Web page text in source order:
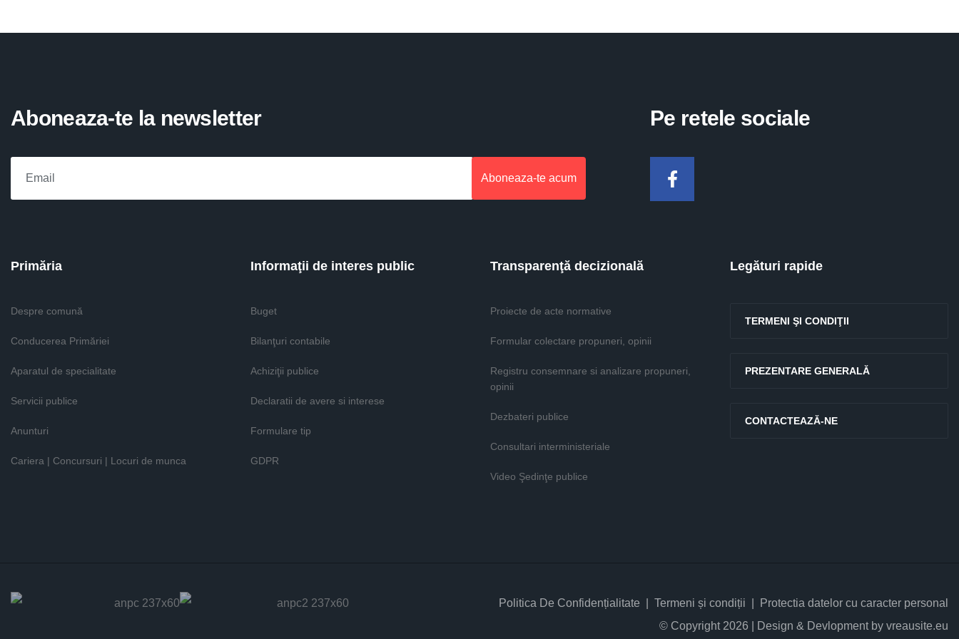
Aboneaza-te la newsletter
Aboneaza-te acum
Pe retele sociale
Facebook
Primăria
Despre comună
Conducerea Primăriei
Aparatul de specialitate
Servicii publice
Anunturi
Cariera | Concursuri | Locuri de munca
Informaţii de interes public
Buget
Bilanţuri contabile
Achiziţii publice
Declaratii de avere si interese
Formulare tip
GDPR
Transparenţă decizională
Proiecte de acte normative
Formular colectare propuneri, opinii
Registru consemnare si analizare propuneri,
opinii
Dezbateri publice
Consultari interministeriale
Video Şedinţe publice
Legături rapide
TERMENI ŞI CONDIŢII
PREZENTARE GENERALĂ
CONTACTEAZĂ-NE
Politica De Confidențialitate Termeni și condiții
Protectia datelor cu caracter personal
© Copyright 2026 | Design & Devlopment by vreausite.eu